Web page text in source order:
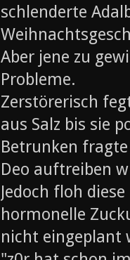
schlenderte
Aber jene zu
Probleme.
Zerstörerisch
aus Salz bis sie
Betrunken
Deo auftreiben
Jedoch floh
hormonelle
nicht eingeplant